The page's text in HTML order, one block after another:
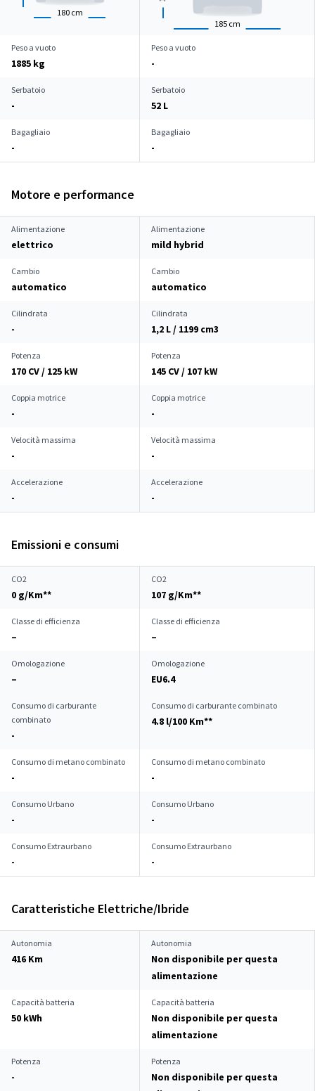
180 cm
185 cm
Peso a vuoto
1885 kg
Peso a vuoto
-
Serbatoio
-
Serbatoio
52 L
Bagagliaio
-
Bagagliaio
-
Motore e performance
Alimentazione
elettrico
Alimentazione
mild hybrid
Cambio
automatico
Cambio
automatico
Cilindrata
-
Cilindrata
1,2 L / 1199 cm3
Potenza
170 CV / 125 kW
Potenza
145 CV / 107 kW
Coppia motrice
-
Coppia motrice
-
Velocità massima
-
Velocità massima
-
Accelerazione
-
Accelerazione
-
Emissioni e consumi
CO2
0 g/Km**
CO2
107 g/Km**
Classe di efficienza
–
Classe di efficienza
–
Omologazione
–
Omologazione
EU6.4
Consumo di carburante
combinato
-
Consumo di carburante combinato
4.8 l/100 Km**
Consumo di metano combinato
-
Consumo di metano combinato
-
Consumo Urbano
-
Consumo Urbano
-
Consumo Extraurbano
-
Consumo Extraurbano
-
Caratteristiche Elettriche/Ibride
Autonomia
416 Km
Autonomia
Non disponibile per questa
alimentazione
Capacità batteria
50 kWh
Capacità batteria
Non disponibile per questa
alimentazione
Potenza
-
Potenza
Non disponibile per questa